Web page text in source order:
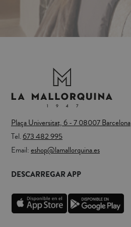
Plaça Universitat, 6 - 7 08007 Barcelona
Tel.673 482 995
Email:eshop@lamallorquina.es
DESCARREGAR APP